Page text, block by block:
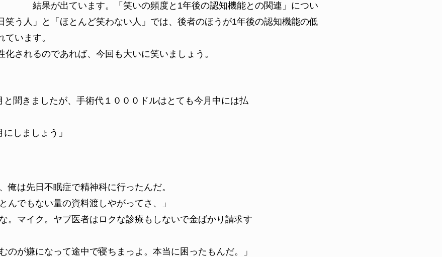
結果が出ています。「笑いの頻度と1年後の認知機能との関連」につい
笑う人」と「ほとんど笑わない人」では、後者のほうが1年後の認知機能の低
います。
されるのであれば、今回も大いに笑いましょう。
と聞きましたが、手術代１０００ドルはとても今月中には払
にしましょう」
俺は先日不眠症で精神科に行ったんだ。
んでもない量の資料渡しやがってさ、」
。マイク。ヤブ医者はロクな診療もしないで金ばかり請求す
のが嫌になって途中で寝ちまっよ。本当に困ったもんだ。」